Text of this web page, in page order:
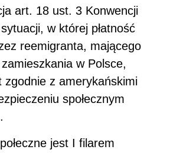
art. 18 ust. 3 Konwencji
w której płatność
reemigranta, mającego
w Polsce,
zgodnie z amerykańskimi
społecznym
jest I filarem